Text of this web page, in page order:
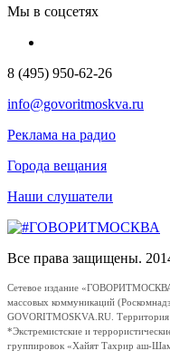
Мы в соцсетях
8 (495) 950-62-26
info@govoritmoskva.ru
Реклама на радио
Города вещания
Наши слушатели
Все права защищены.
Сетевое издание
массовых коммуникаций
GOVORITMOSKVA.RU. Территория
*Экстремистские и
группировок «Хайят Тахрир аш-